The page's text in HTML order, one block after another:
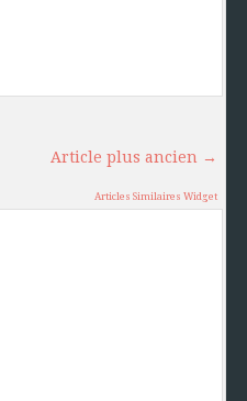
Article plus ancien →
Articles Similaires Widget